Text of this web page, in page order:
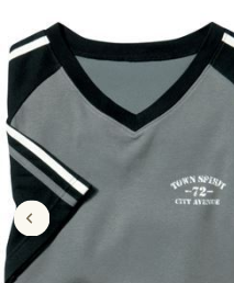
ジュニア・ティーンズ下着
メンズ下着
家電
キッチン・雑貨・日用品
寝具・インテリア・家具通販
寝具・ベッド
カーテン・ラグ・ファブリッ
美容・健康
美容・健康通販すべて
美容・健康・サプリメント
制服・スクール
制服・スクールすべて
制服・学生服
大きいサイズ
大きいサイズ通販すべて
バーゲン
キッチン・雑貨・日用品
家具・収納
寝具・ベッド
カーテン・ラグ・ファブリッ
美容・健康通販すべて
美容・健康・サプリメント
制服・スクール
制服・スクールすべて
制服・学生服
ジュニア・ティーンズ下着
大きいサイズ
大きいサイズ通販すべて
大きいサイズ レディース服
バーゲン
バーゲンセール
詳細検索